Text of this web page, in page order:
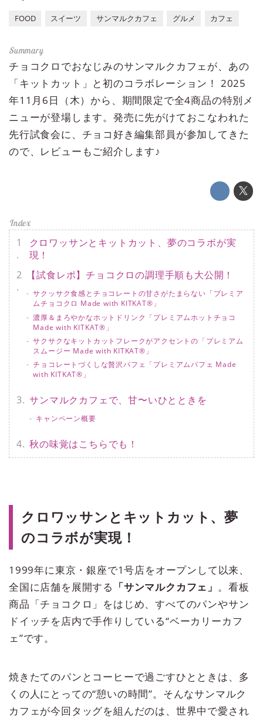
FOOD スイーツ サンマルクカフェ グルメ カフェ
チョコクロでおなじみのサンマルクカフェが、あの
「キットカット」と初のコラボレーション！ 2025
年11月6日（木）から、期間限定で全4商品の特別メ
ニューが登場します。発売に先がけておこなわれた
先行試食会に、チョコ好き編集部員が参加してきた
ので、レビューもご紹介します♪
クロワッサンとキットカット、夢のコラボが実
現！
【試食レポ】チョコクロの調理手順も大公開！
サクッサク食感とチョコレートの甘さがたまらない「プレミア
ムチョコクロ Made with KITKAT®」
濃厚＆まろやかなホットドリンク「プレミアムホットチョコ
Made with KITKAT®」
サクサクなキットカットフレークがアクセントの「プレミアム
スムージー Made with KITKAT®」
チョコレートづくしな贅沢パフェ「プレミアムパフェ Made
with KITKAT®」
サンマルクカフェで、甘〜いひとときを
キャンペーン概要
秋の味覚はこちらでも！
クロワッサンとキットカット、夢
のコラボが実現！
1999年に東京・銀座で1号店をオープンして以来、
全国に店舗を展開する 「サンマルクカフェ」 。看板
商品「チョコクロ」をはじめ、すべてのパンやサン
ドイッチを店内で手作りしている“ベーカリーカフ
ェ”です。
焼きたてのパンとコーヒーで過ごすひとときは、多
くの人にとっての“憩いの時間”。そんなサンマルク
カフェが今回タッグを組んだのは、世界中で愛され